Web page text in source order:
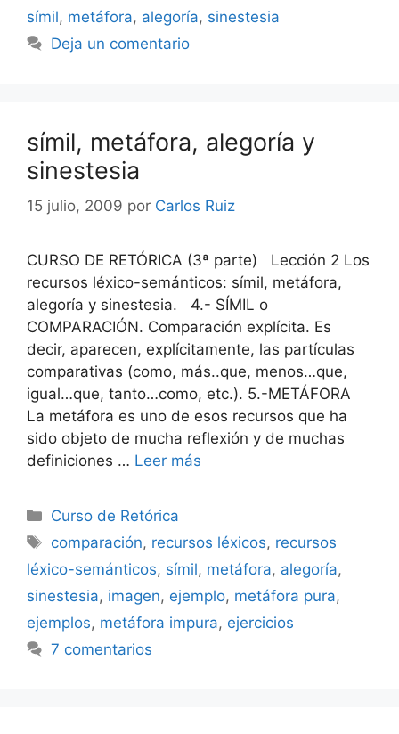
símil, metáfora, alegoría, sinestesia
Deja un comentario
símil, metáfora, alegoría y
sinestesia
15 julio, 2009 por Carlos Ruiz
CURSO DE RETÓRICA (3ª parte) Lección 2 Los
recursos léxico-semánticos: símil, metáfora,
alegoría y sinestesia. 4.- SÍMIL o
COMPARACIÓN. Comparación explícita. Es
decir, aparecen, explícitamente, las partículas
comparativas (como, más..que, menos…que,
igual…que, tanto…como, etc.). 5.-METÁFORA
La metáfora es uno de esos recursos que ha
sido objeto de mucha reflexión y de muchas
definiciones … Leer más
Categorías
Curso de Retórica
Etiquetas
comparación, recursos léxicos, recursos
léxico-semánticos, símil, metáfora, alegoría,
sinestesia, imagen, ejemplo, metáfora pura,
ejemplos, metáfora impura, ejercicios
7 comentarios